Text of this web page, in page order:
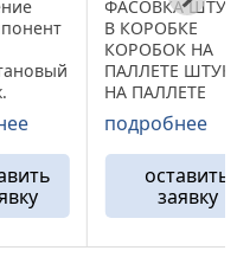
ШТУК
ШТУК
310 мл
12
36 720
ный
герметик.
Благодаря
рекордно
высокой
эластичности
(1000%)
Рабберфлекс
ПРО ПУ-15
применяется
подробнее
оставить
заявку